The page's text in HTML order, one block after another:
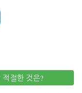
적절한 것은?